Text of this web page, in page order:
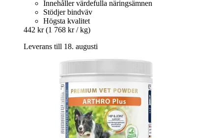
Innehåller värdefulla näringsämnen
Stödjer bindväv
Högsta kvalitet
442 kr (1 768 kr / kg)
Leverans till 18. augusti